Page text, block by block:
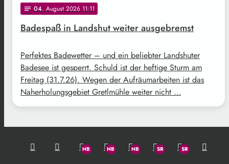
notes 04. August 2026 11:11
Badespaß in Landshut weiter ausgebremst
Perfektes Badewetter – und ein beliebter Landshuter
Badesee ist gesperrt. Schuld ist der heftige Sturm am
Freitag (31.7.26). Wegen der Aufräumarbeiten ist das
Naherholungsgebiet Gretlmühle weiter nicht …